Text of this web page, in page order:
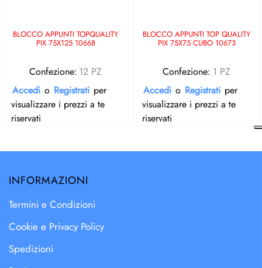
BLOCCO APPUNTI TOPQUALITY
PIX 75X125 10668
Confezione: 12 PZ
Accedi o Registrati per
visualizzare i prezzi a te
riservati
BLOCCO APPUNTI TOP QUALITY
PIX 75X75 CUBO 10673
Confezione: 1 PZ
Accedi o Registrati per
visualizzare i prezzi a te
riservati
INFORMAZIONI
Termini e Condizioni
Cookie e Privacy Policy
Spedizioni